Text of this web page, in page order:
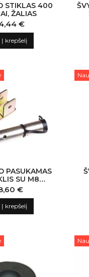
STIKLAS 400
ŽALIAS
€
Į krepšelį
PASUKAMAS
SU M8
DIN
€
Į krepšelį